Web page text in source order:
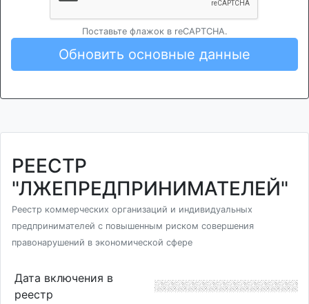
Поставьте флажок в reCAPTCHA.
Обновить основные данные
РЕЕСТР
"ЛЖЕПРЕДПРИНИМАТЕЛЕЙ"
Реестр коммерческих организаций и индивидуальных
предпринимателей с повышенным риском совершения
правонарушений в экономической сфере
Дата включения в
реестр